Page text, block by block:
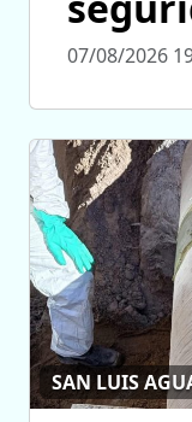
07/08/2026
SAN LUIS